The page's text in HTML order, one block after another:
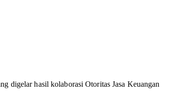
digelar hasil kolaborasi Otoritas Jasa Keuangan